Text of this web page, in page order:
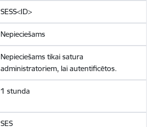
SESS<ID>
Nepieciešams
Nepieciešams tikai satura
administratoriem, lai autentificētos.
1 stunda
SES